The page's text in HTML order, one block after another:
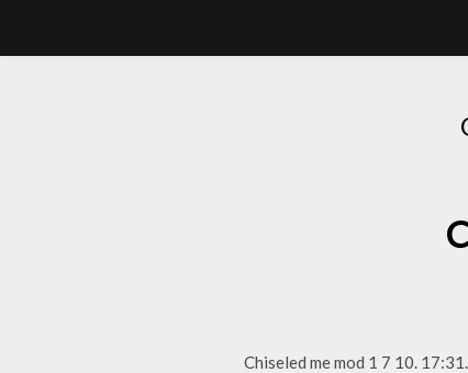
Chiseled me mod 1 7 10.